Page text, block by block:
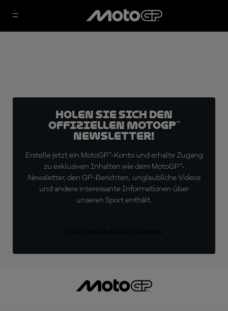
Holen Sie sich den
offiziellen MotoGP™
Newsletter!
Erstelle jetzt ein MotoGP™-Konto und erhalte Zugang
zu exklusiven Inhalten wie dem MotoGP™-
Newsletter, den GP-Berichten, unglaubliche Videos
und andere interessante Informationen über
unseren Sport enthält.